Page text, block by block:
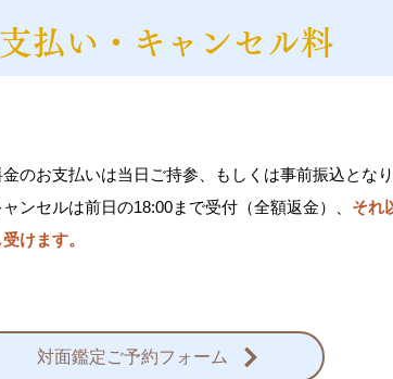
払い・キャンセル料
のお支払いは当日ご持参、もしくは事前振込となり
ャンセルは前日の18:00まで受付（全額返金）、 それ
受けます。
対面鑑定ご予約フォーム